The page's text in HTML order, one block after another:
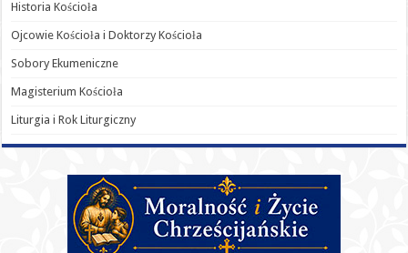
Historia Kościoła
Ojcowie Kościoła i Doktorzy Kościoła
Sobory Ekumeniczne
Magisterium Kościoła
Liturgia i Rok Liturgiczny